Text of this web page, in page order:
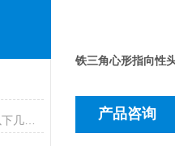
铁三角心形指向性
产品咨询